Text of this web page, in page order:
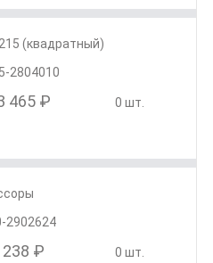
(квадратный)
2804010
465 ₽ 0 шт.
2902624
238 ₽ 0 шт.